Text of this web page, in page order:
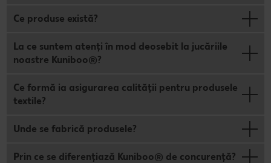
Ce produse există?
La ce suntem atenți în mod deosebit la jucăriile
noastre Kuniboo®?
Ce formă ia asigurarea calității pentru produsele
textile?
Unde se fabrică produsele?
Prin ce se diferențiază Kuniboo® de concurență?